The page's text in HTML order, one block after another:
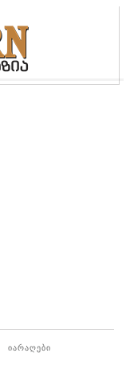
იარაღები